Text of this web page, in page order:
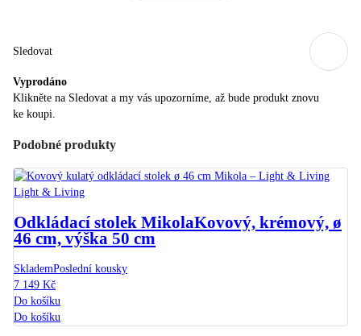
Sledovat
Vyprodáno
Klikněte na Sledovat a my vás upozorníme, až bude produkt znovu
ke koupi.
Podobné produkty
Light & Living
Odkládací stolek MikolaKovový, krémový, ø
46 cm, výška 50 cm
SklademPoslední kousky
7 149 Kč
Do košíku
Do košíku